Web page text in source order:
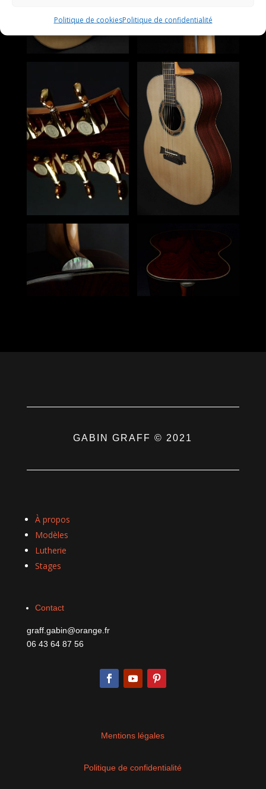
Politique de cookiesPolitique de confidentialité
GABIN GRAFF © 2021
À propos
Modèles
Lutherie
Stages
Contact
graff.gabin@orange.fr
06 43 64 87 56
Mentions légales
Politique de confidentialité